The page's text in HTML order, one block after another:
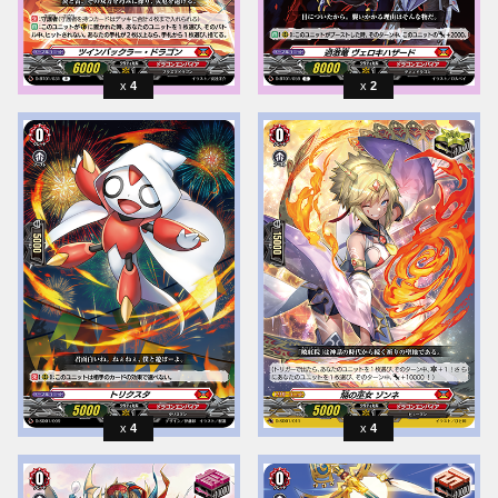
4 2
4 4